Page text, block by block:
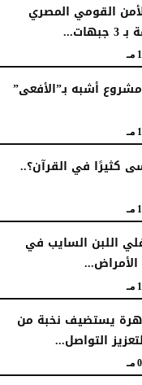
القومي المصري
أشبه بـ”الأفعى”
كثيرًا في القرآن؟..
اللبن السايب في
يستضيف نخبة من
التواصل...